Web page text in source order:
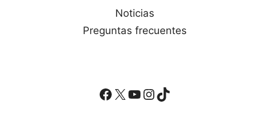
Noticias
Preguntas frecuentes
Facebook
X YouTube
Instagram
TikTok